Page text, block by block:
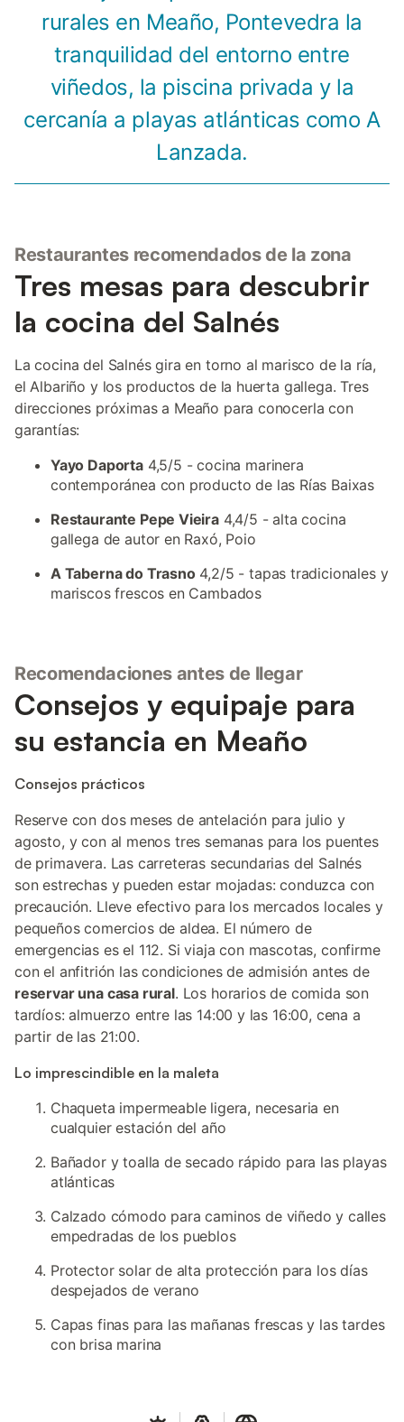
rurales en Meaño, Pontevedra la
tranquilidad del entorno entre
viñedos, la piscina privada y la
cercanía a playas atlánticas como A
Lanzada.
Restaurantes recomendados de la zona
Tres mesas para descubrir
la cocina del Salnés
La cocina del Salnés gira en torno al marisco de la ría,
el Albariño y los productos de la huerta gallega. Tres
direcciones próximas a Meaño para conocerla con
garantías:
Yayo Daporta4,5/5 - cocina marinera
contemporánea con producto de las Rías Baixas
Restaurante Pepe Vieira4,4/5 - alta cocina
gallega de autor en Raxó, Poio
A Taberna do Trasno4,2/5 - tapas tradicionales y
mariscos frescos en Cambados
Recomendaciones antes de llegar
Consejos y equipaje para
su estancia en Meaño
Consejos prácticos
Reserve con dos meses de antelación para julio y
agosto, y con al menos tres semanas para los puentes
de primavera. Las carreteras secundarias del Salnés
son estrechas y pueden estar mojadas: conduzca con
precaución. Lleve efectivo para los mercados locales y
pequeños comercios de aldea. El número de
emergencias es el 112. Si viaja con mascotas, confirme
con el anfitrión las condiciones de admisión antes de
reservar una casa rural. Los horarios de comida son
tardíos: almuerzo entre las 14:00 y las 16:00, cena a
partir de las 21:00.
Lo imprescindible en la maleta
Chaqueta impermeable ligera, necesaria en
cualquier estación del año
Bañador y toalla de secado rápido para las playas
atlánticas
Calzado cómodo para caminos de viñedo y calles
empedradas de los pueblos
Protector solar de alta protección para los días
despejados de verano
Capas finas para las mañanas frescas y las tardes
con brisa marina